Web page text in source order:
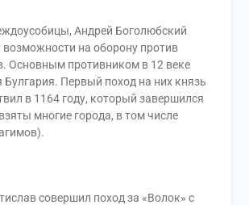
Андрей Боголюбский
возможности на оборону против
Основным противником в 12 веке
Первый поход на них князь
в 1164 году, который завершился
многие города, в том числе
совершил поход за «Волок» с